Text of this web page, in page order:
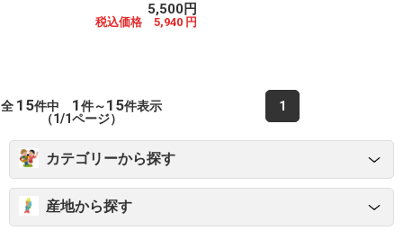
5,500円
税込価格 5,940 円
全 15件中 1件～15件表示
（1/1ページ）
1
カテゴリーから探す
産地から探す